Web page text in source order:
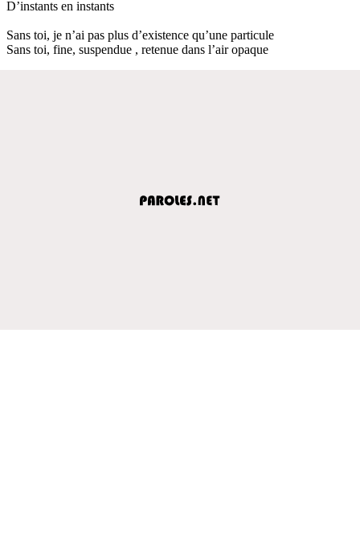
D’instants en instants
Sans toi, je n’ai pas plus d’existence qu’une particule
Sans toi, fine, suspendue , retenue dans l’air opaque